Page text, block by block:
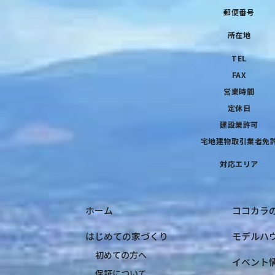
郵便番号
所在地
TEL
FAX
営業時間
定休日
建設業許可
宅地建物取引業者免
対応エリア
ホーム
はじめての家づくり
初めての方へ
ココカラ
モデルハ
イベント